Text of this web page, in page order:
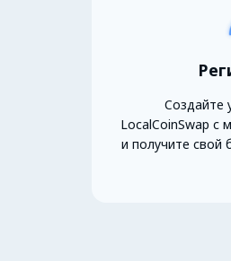
Создайте
LocalCoinSwap с
и получите свой